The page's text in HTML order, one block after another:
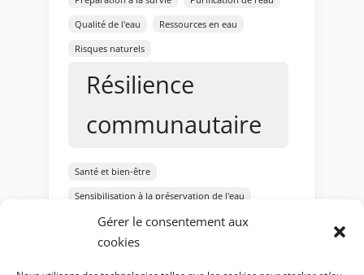
Gérer le consentement aux
cookies
Qualité de l'eau Ressources en eau
Risques naturels
Résilience
communautaire
Santé et bien-être
Sensibilisation à la préservation de l'eau
Solutions de filtration d'eau sources d'eau
Survie en cas de catastrophe